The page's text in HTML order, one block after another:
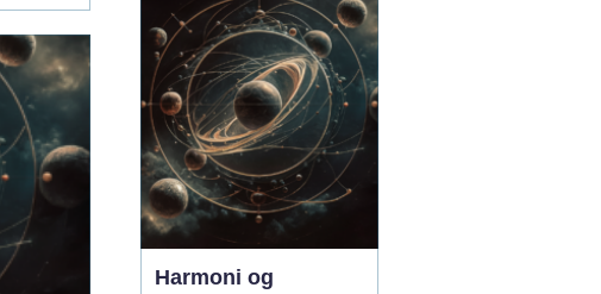
Hvordan udstiller man
egentlig sin kunst? ...
Harmoni og